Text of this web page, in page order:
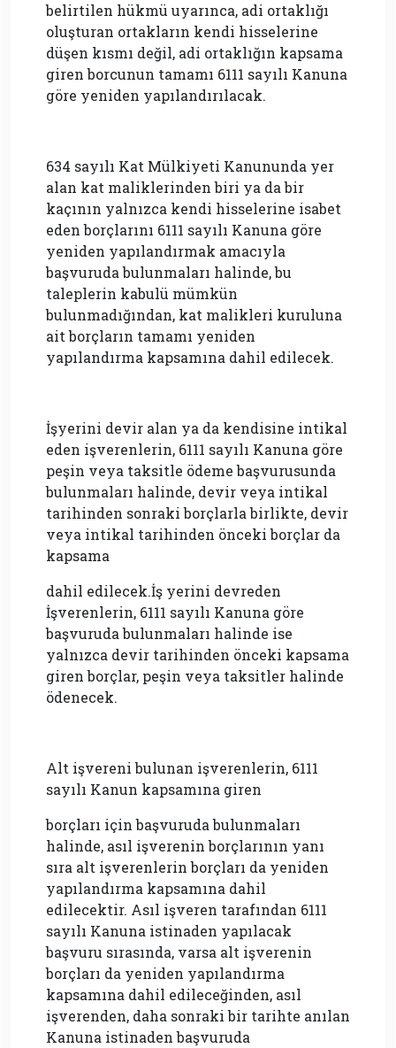
belirtilen hükmü uyarınca, adi ortaklığı
oluşturan ortakların kendi hisselerine
düşen kısmı değil, adi ortaklığın kapsama
giren borcunun tamamı 6111 sayılı Kanuna
göre yeniden yapılandırılacak.
634 sayılı Kat Mülkiyeti Kanununda yer
alan kat maliklerinden biri ya da bir
kaçının yalnızca kendi hisselerine isabet
eden borçlarını 6111 sayılı Kanuna göre
yeniden yapılandırmak amacıyla
başvuruda bulunmaları halinde, bu
taleplerin kabulü mümkün
bulunmadığından, kat malikleri kuruluna
ait borçların tamamı yeniden
yapılandırma kapsamına dahil edilecek.
İşyerini devir alan ya da kendisine intikal
eden işverenlerin, 6111 sayılı Kanuna göre
peşin veya taksitle ödeme başvurusunda
bulunmaları halinde, devir veya intikal
tarihinden sonraki borçlarla birlikte, devir
veya intikal tarihinden önceki borçlar da
kapsama
dahil edilecek.İş yerini devreden
İşverenlerin, 6111 sayılı Kanuna göre
başvuruda bulunmaları halinde ise
yalnızca devir tarihinden önceki kapsama
giren borçlar, peşin veya taksitler halinde
ödenecek.
Alt işvereni bulunan işverenlerin, 6111
sayılı Kanun kapsamına giren
borçları için başvuruda bulunmaları
halinde, asıl işverenin borçlarının yanı
sıra alt işverenlerin borçları da yeniden
yapılandırma kapsamına dahil
edilecektir. Asıl işveren tarafından 6111
sayılı Kanuna istinaden yapılacak
başvuru sırasında, varsa alt işverenin
borçları da yeniden yapılandırma
kapsamına dahil edileceğinden, asıl
işverenden, daha sonraki bir tarihte anılan
Kanuna istinaden başvuruda